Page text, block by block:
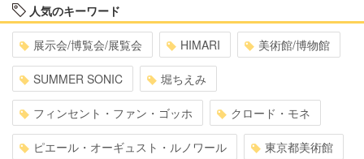
人気のキーワード
展示会/博覧会/展覧会 HIMARI 美術館/博物館
SUMMER SONIC 堀ちえみ
フィンセント・ファン・ゴッホ クロード・モネ
ピエール・オーギュスト・ルノワール 東京都美術館